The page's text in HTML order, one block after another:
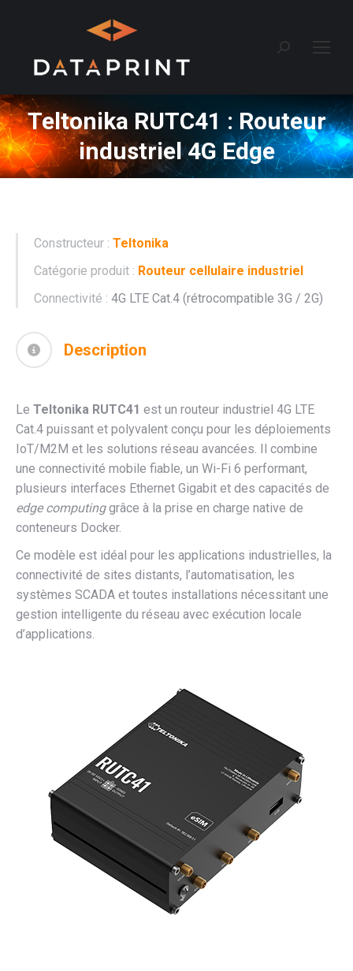
Recherche
Teltonika RUTC41 : Routeur
industriel 4G Edge
Constructeur : Teltonika
Catégorie produit : Routeur cellulaire industriel
Connectivité : 4G LTE Cat.4 (rétrocompatible 3G / 2G)
Description
Le Teltonika RUTC41 est un routeur industriel 4G LTE
Cat.4 puissant et polyvalent conçu pour les déploiements
IoT/M2M et les solutions réseau avancées. Il combine
une connectivité mobile fiable, un Wi-Fi 6 performant,
plusieurs interfaces Ethernet Gigabit et des capacités de
edge computinggrâce à la prise en charge native de
conteneurs Docker.
Ce modèle est idéal pour les applications industrielles, la
connectivité de sites distants, l’automatisation, les
systèmes SCADA et toutes installations nécessitant une
gestion intelligente du réseau avec exécution locale
d’applications.